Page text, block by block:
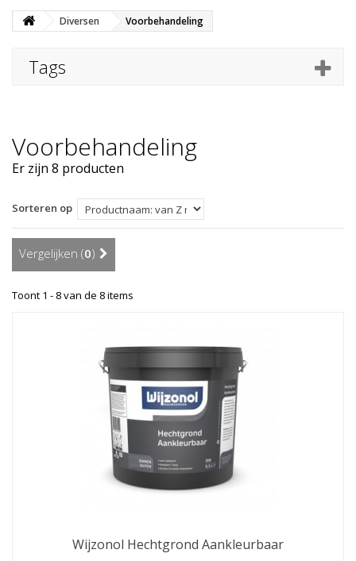
Diversen Voorbehandeling
Tags
Voorbehandeling
Er zijn 8 producten
Sorteren op
Vergelijken (0)
Toont 1 - 8 van de 8 items
Wijzonol Hechtgrond Aankleurbaar